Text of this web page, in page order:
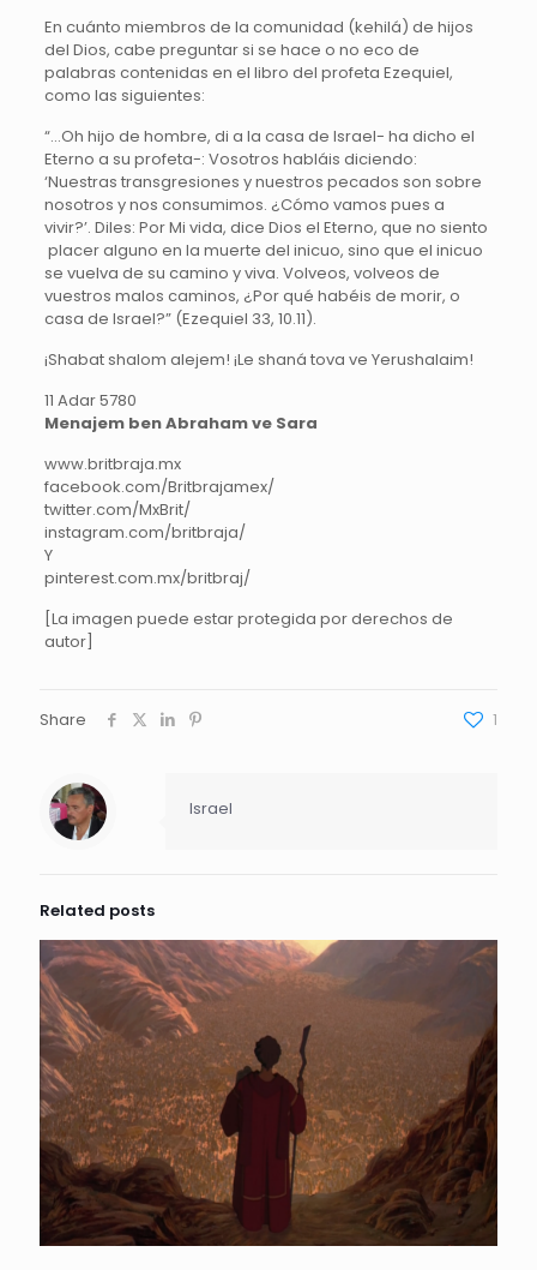
En cuánto miembros de la comunidad (kehilá) de hijos
del Dios, cabe preguntar si se hace o no eco de
palabras contenidas en el libro del profeta Ezequiel,
como las siguientes:
“…Oh hijo de hombre, di a la casa de Israel- ha dicho el
Eterno a su profeta-: Vosotros habláis diciendo:
‘Nuestras transgresiones y nuestros pecados son sobre
nosotros y nos consumimos. ¿Cómo vamos pues a
vivir?’. Diles: Por Mi vida, dice Dios el Eterno, que no siento
placer alguno en la muerte del inicuo, sino que el inicuo
se vuelva de su camino y viva. Volveos, volveos de
vuestros malos caminos, ¿Por qué habéis de morir, o
casa de Israel?” (Ezequiel 33, 10.11).
¡Shabat shalom alejem! ¡Le shaná tova ve Yerushalaim!
11 Adar 5780
Menajem ben Abraham ve Sara
www.britbraja.mx
facebook.com/Britbrajamex/
twitter.com/MxBrit/
instagram.com/britbraja/
Y
pinterest.com.mx/britbraj/
[La imagen puede estar protegida por derechos de
autor]
Share 1
Israel
Related posts